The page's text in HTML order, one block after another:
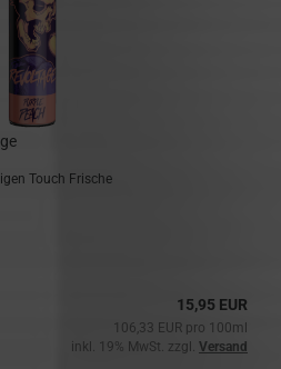
Touch Frische
15,95 EUR
106,33 EUR pro 100ml
inkl. 19% MwSt. zzgl. Versand